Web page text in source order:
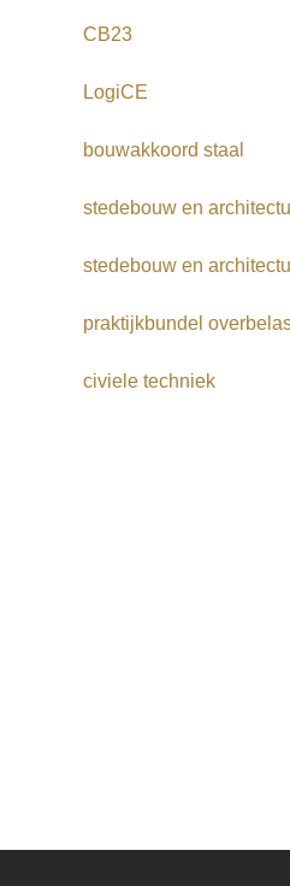
CB23
LogiCE
bouwakkoord staal
stedebouw en
stedebouw en
praktijkbundel
civiele techniek